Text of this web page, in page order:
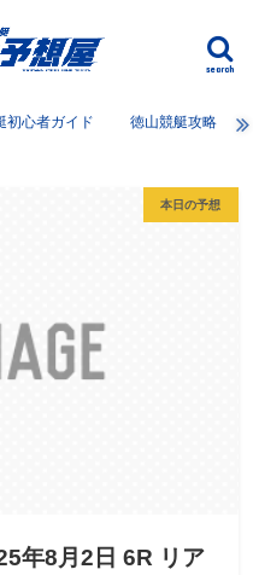
search
初心者ガイド 徳山競艇攻略
本日の予想
年8月2日 6R リア